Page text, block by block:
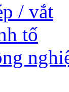
/ vắt
tố